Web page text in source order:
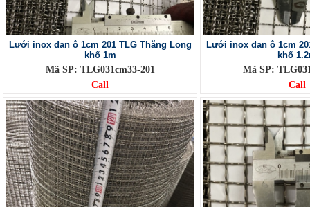
Lưới inox đan ô 1cm 201 TLG Thăng Long
khổ 1m
Mã SP: TLG031cm33-201
Call
Lưới inox đan ô 1cm
khổ
Mã SP:
Call